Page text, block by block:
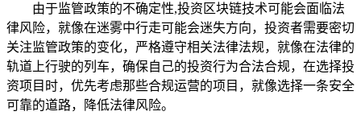
由于监管政策的不确定性,投资区块链技术可能会面临法
律风险，就像在迷雾中行走可能会迷失方向，投资者需要密切
关注监管政策的变化，严格遵守相关法律法规，就像在法律的
轨道上行驶的列车，确保自己的投资行为合法合规，在选择投
资项目时，优先考虑那些合规运营的项目，就像选择一条安全
可靠的道路，降低法律风险。